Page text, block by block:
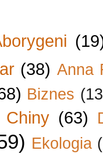
(38) Anna
Biznes
Chiny (63)
Ekologia